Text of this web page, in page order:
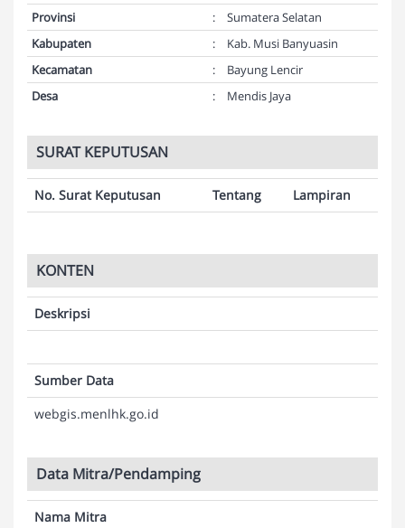
Provinsi
:
Sumatera Selatan
Kabupaten
:
Kab. Musi Banyuasin
Kecamatan
:
Bayung Lencir
Desa
: Mendis Jaya
SURAT KEPUTUSAN
No. Surat Keputusan Tentang Lampiran
KONTEN
Deskripsi
Sumber Data
webgis.menlhk.go.id
Data Mitra/Pendamping
Nama Mitra